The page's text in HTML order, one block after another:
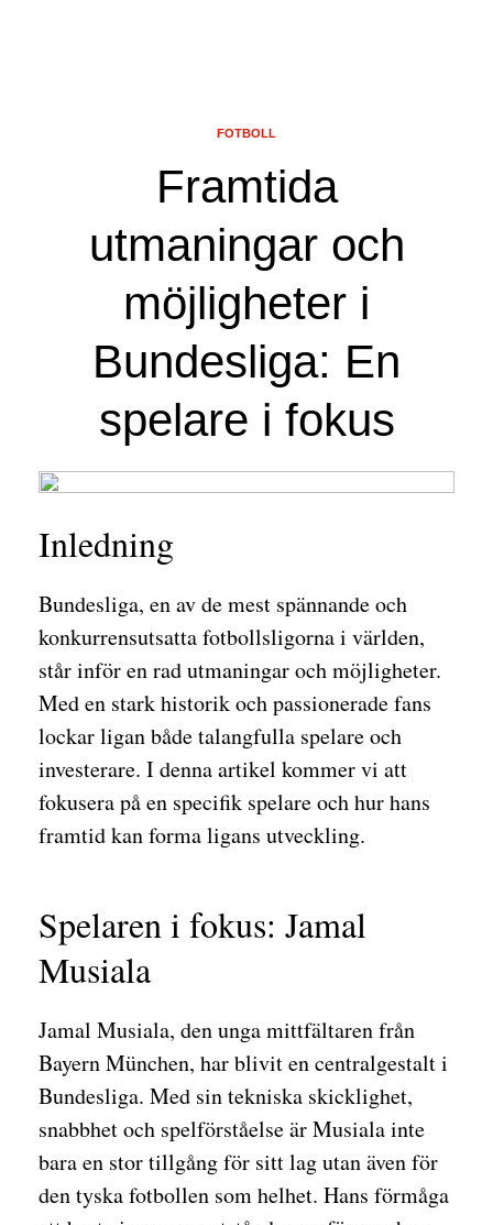
Framtida
utmaningar och
möjligheter i
Bundesliga: En
spelare i fokus
FOTBOLL
Inledning
Bundesliga, en av de mest spännande och
konkurrensutsatta fotbollsligorna i världen,
står inför en rad utmaningar och möjligheter.
Med en stark historik och passionerade fans
lockar ligan både talangfulla spelare och
investerare. I denna artikel kommer vi att
fokusera på en specifik spelare och hur hans
framtid kan forma ligans utveckling.
Spelaren i fokus: Jamal
Musiala
Jamal Musiala, den unga mittfältaren från
Bayern München, har blivit en centralgestalt i
Bundesliga. Med sin tekniska skicklighet,
snabbhet och spelförståelse är Musiala inte
bara en stor tillgång för sitt lag utan även för
den tyska fotbollen som helhet. Hans förmåga